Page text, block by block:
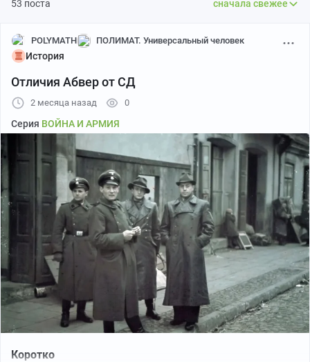
53 поста сначала свежее
POLYMATH ПОЛИМАТ. Универсальный человек
История
Отличия Абвер от СД
2 месяца назад 0
Серия ВОЙНА И АРМИЯ
Коротко